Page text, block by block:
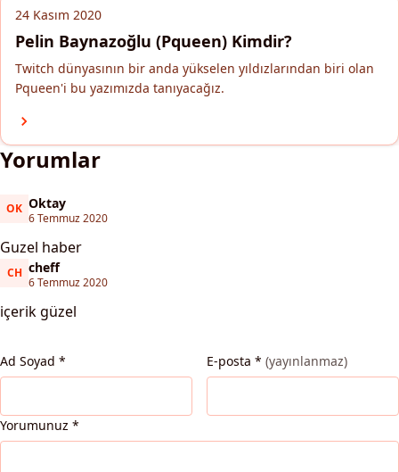
24 Kasım 2020
Pelin Baynazoğlu (Pqueen) Kimdir?
Twitch dünyasının bir anda yükselen yıldızlarından biri olan
Pqueen'i bu yazımızda tanıyacağız.
Yorumlar
OKOktay
Oktay
6 Temmuz 2020
Guzel haber
CHcheff
cheff
6 Temmuz 2020
içerik güzel
Ad Soyad * E-posta * (yayınlanmaz)
Yorumunuz *